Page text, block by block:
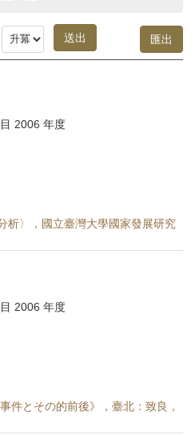
2006 年度
析〉，國立臺灣大學國家發展研究
2006 年度
件とその的前後》，臺北：致良，